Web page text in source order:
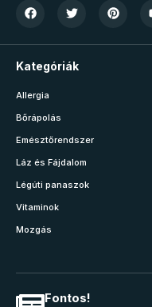
Kategóriák
Allergia
Bőrápolás
Emésztőrendszer
Láz és Fájdalom
Légúti panaszok
Vitaminok
Mozgás
Fontos!